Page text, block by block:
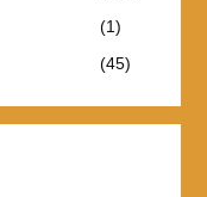
(1)
(45)